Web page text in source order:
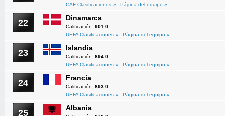
CAF Clasificaciones »
Página del equipo »
22 Dinamarca
Calificación: 901.0
UEFA Clasificaciones »
Página del equipo »
23 Islandia
Calificación: 894.0
UEFA Clasificaciones »
Página del equipo »
24 Francia
Calificación: 893.0
UEFA Clasificaciones »
Página del equipo »
25 Albania